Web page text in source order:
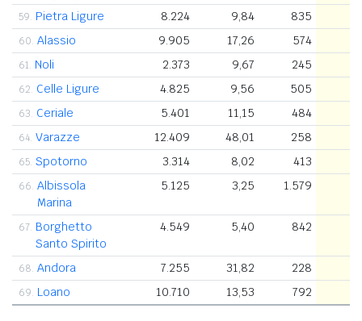
59. Pietra Ligure 8.224 9,84 835
60. Alassio 9.905 17,26 574
61. Noli 2.373 9,67 245
62. Celle Ligure 4.825 9,56 505
63. Ceriale 5.401 11,15 484
64. Varazze 12.409 48,01 258
65. Spotorno 3.314 8,02 413
66. Albissola
Marina
5.125 3,25 1.579
67. Borghetto
Santo Spirito
4.549 5,40 842
68. Andora 7.255 31,82 228
69. Loano 10.710 13,53 792